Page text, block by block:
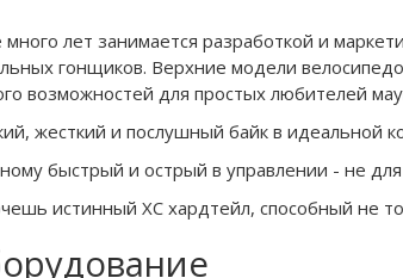
много лет занимается разработкой и
гонщиков. Верхние модели
возможностей для простых любителей
жесткий и послушный байк в идеальной
быстрый и острый в управлении - не
истинный XC хардтейл, способный не